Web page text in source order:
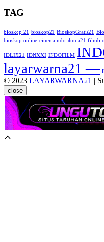
TAG
bioskop 21 bioskop21 BioskopGratis21
bioskop online cinemaindo dunia21
IDLIX21 IDNXXI INDOFILM
layarwarna21 —
© 2023 LAYARWARNA21 |
close